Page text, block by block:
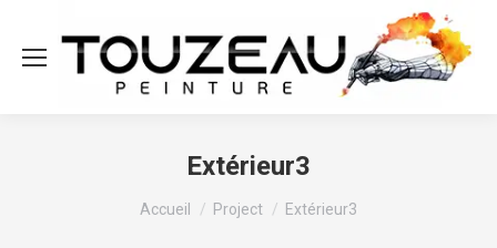
Extérieur3
Vous êtes ici :
Accueil Project Extérieur3